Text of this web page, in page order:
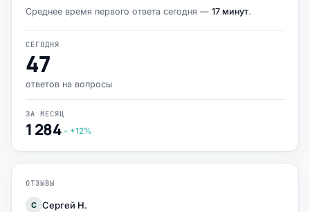
Среднее время первого ответа сегодня — 17 минут.
СЕГОДНЯ
47
ответов на вопросы
ЗА МЕСЯЦ
1 284 +12%
ОТЗЫВЫ
С Сергей Н.